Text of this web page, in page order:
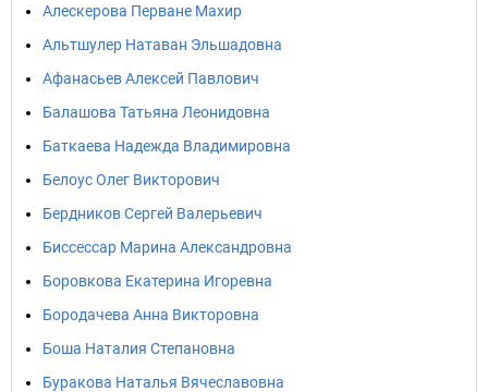
Алескерова Перване Махир
Альтшулер Натаван Эльшадовна
Афанасьев Алексей Павлович
Балашова Татьяна Леонидовна
Баткаева Надежда Владимировна
Белоус Олег Викторович
Бердников Сергей Валерьевич
Биссессар Марина Александровна
Боровкова Екатерина Игоревна
Бородачева Анна Викторовна
Боша Наталия Степановна
Буракова Наталья Вячеславовна